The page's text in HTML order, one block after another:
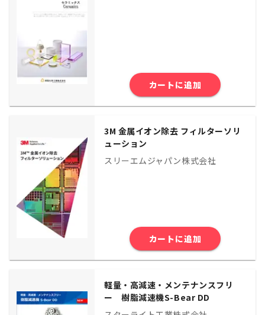
カートに追加
3M 金属イオン除去 フィルターソリ
ューション
スリーエムジャパン株式会社
カートに追加
軽量・⾼減速・メンテナンスフリ
ー 樹脂減速機S-Bear DD